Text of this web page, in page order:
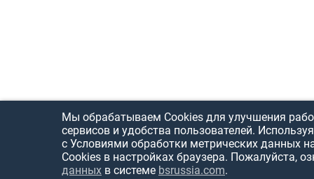
Мы обрабатываем Cookies для улучшения
сервисов и удобства пользователей.
с Условиями обработки метрических данных
Cookies в настройках браузера. Пожалуйста,
данных в системе bsrussia.com.